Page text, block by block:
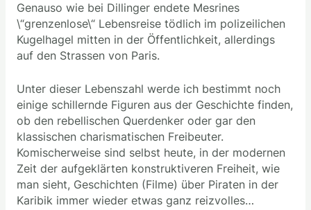
Genauso wie bei Dillinger endete Mesrines
\“grenzenlose\“ Lebensreise tödlich im polizeilichen
Kugelhagel mitten in der Öffentlichkeit, allerdings
auf den Strassen von Paris.
Unter dieser Lebenszahl werde ich bestimmt noch
einige schillernde Figuren aus der Geschichte finden,
ob den rebellischen Querdenker oder gar den
klassischen charismatischen Freibeuter.
Komischerweise sind selbst heute, in der modernen
Zeit der aufgeklärten konstruktiveren Freiheit, wie
man sieht, Geschichten (Filme) über Piraten in der
Karibik immer wieder etwas ganz reizvolles…